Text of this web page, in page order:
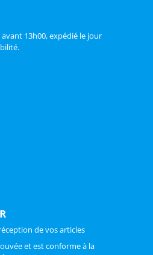
13h00, expédié le jour
de vos articles
et est conforme à la